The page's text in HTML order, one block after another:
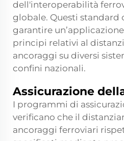
dell'interoperabilità
globale. Questi standard
garantire
principi relativi al
ancoraggi su diversi
confini nazionali.
Assicurazione
I programmi di
verificano che il
ancoraggi ferroviari